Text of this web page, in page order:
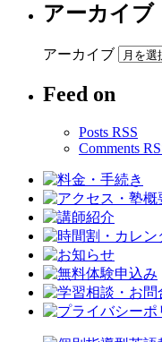
アーカイブ
アーカイブ
Feed on
Posts RSS
Comments